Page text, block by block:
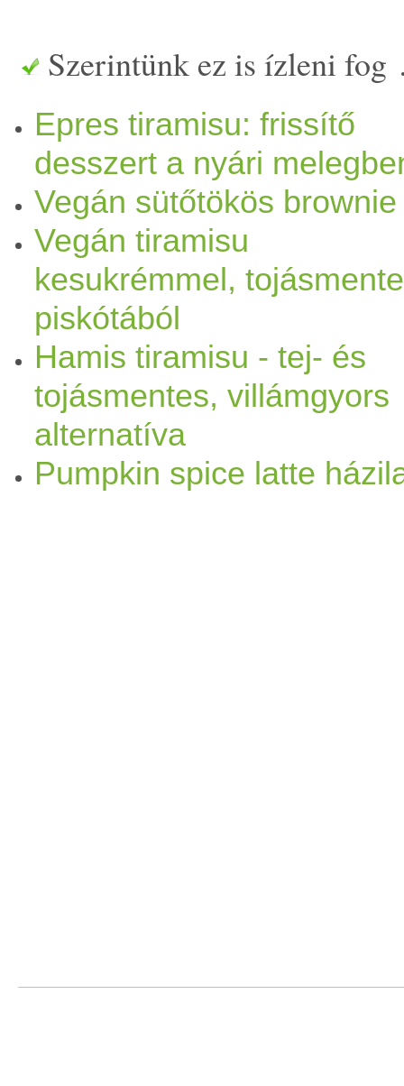
Szerintünk ez is ízleni
Epres tiramisu: frissítő
desszert a nyári
Vegán sütőtökös brownie
Vegán tiramisu
kesukrémmel,
piskótából
Hamis tiramisu - tej- és
tojásmentes, villámgyors
alternatíva
Pumpkin spice latte